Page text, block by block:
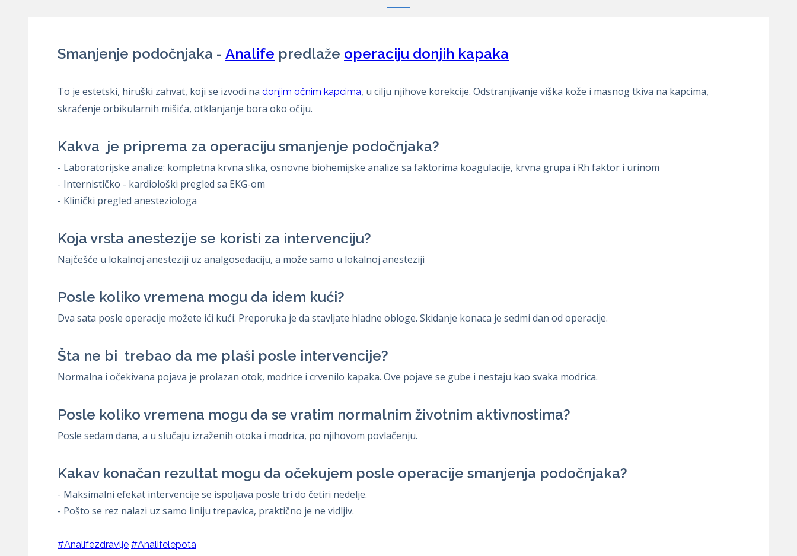
Smanjenje podočnjaka - Analife predlaže operaciju donjih kapaka
To je estetski, hiruški zahvat, koji se izvodi na donjim očnim kapcima, u cilju njihove korekcije. Odstranjivanje viška kože i masnog tkiva na kapcima,
skraćenje orbikularnih mišića, otklanjanje bora oko očiju.
Kakva je priprema za operaciju smanjenje podočnjaka?
- Laboratorijske analize: kompletna krvna slika, osnovne biohemijske analize sa faktorima koagulacije, krvna grupa i Rh faktor i urinom
- Internističko - kardiološki pregled sa EKG-om
- Klinički pregled anesteziologa
Koja vrsta anestezije se koristi za intervenciju?
Najčešće u lokalnoj anesteziji uz analgosedaciju, a može samo u lokalnoj anesteziji
Posle koliko vremena mogu da idem kući?
Dva sata posle operacije možete ići kući. Preporuka je da stavljate hladne obloge. Skidanje konaca je sedmi dan od operacije.
Šta ne bi trebao da me plaši posle intervencije?
Normalna i očekivana pojava je prolazan otok, modrice i crvenilo kapaka. Ove pojave se gube i nestaju kao svaka modrica.
Posle koliko vremena mogu da se vratim normalnim životnim aktivnostima?
Posle sedam dana, a u slučaju izraženih otoka i modrica, po njihovom povlačenju.
Kakav konačan rezultat mogu da očekujem posle operacije smanjenja podočnjaka?
- Maksimalni efekat intervencije se ispoljava posle tri do četiri nedelje.
- Pošto se rez nalazi uz samo liniju trepavica, praktično je ne vidljiv.
#Analifezdravlje #Analifelepota